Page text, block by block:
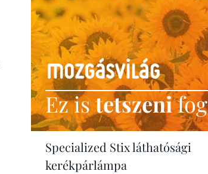
Ez istetszenifog
Specialized Stix láthatósági
kerékpárlámpa